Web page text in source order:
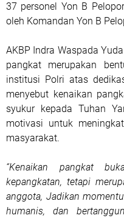
37 personel Yon B
oleh Komandan Yon B
AKBP Indra Waspada
pangkat merupakan
institusi Polri atas
menyebut kenaikan
syukur kepada Tuhan
motivasi untuk
masyarakat.
“Kenaikan pangkat
kepangkatan, tetapi
anggota, Jadikan
humanis, dan